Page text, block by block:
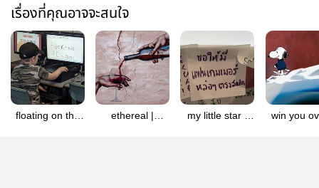
เรื่องที่คุณอาจจะสนใจ
floating on the
ethereal |
my little star ,
win you